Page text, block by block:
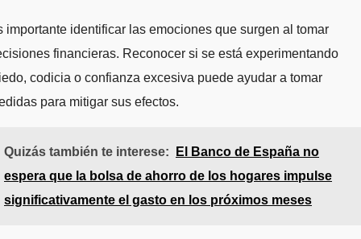
importante identificar las emociones que surgen al tomar
financieras. Reconocer si se está experimentando
codicia o confianza excesiva puede ayudar a tomar
para mitigar sus efectos.
Quizás también te interese:
El Banco de España no
espera que la bolsa de ahorro de los hogares impulse
significativamente el gasto en los próximos meses